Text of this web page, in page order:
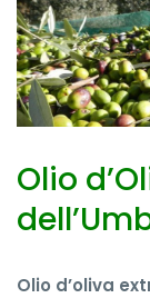
Olio
Olio d’oliva